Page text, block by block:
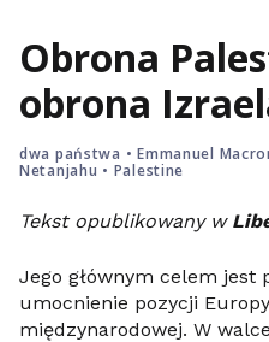
Obrona
obrona
dwa państwa •Emmanuel
Netanjahu • Palestine
Tekst opublikowany w
Jego głównym celem jest
umocnienie pozycji
międzynarodowej. W